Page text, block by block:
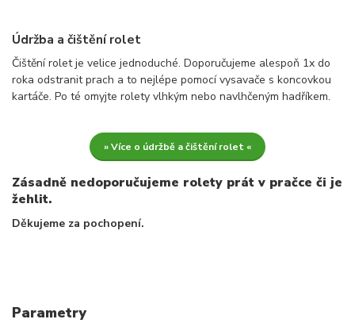
Údržba a čištění rolet
Čištění rolet je velice jednoduché. Doporučujeme alespoň 1x do
roka odstranit prach a to nejlépe pomocí vysavače s koncovkou
kartáče. Po té omyjte rolety vlhkým nebo navlhčeným hadříkem.
» Více o údržbě a čištění rolet «
Zásadně nedoporučujeme rolety prát v pračce či je
žehlit.
Děkujeme za pochopení.
Parametry